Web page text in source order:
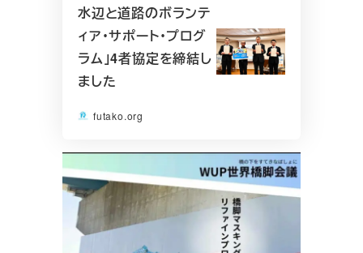
水辺と道路のボランテ
ィア・サポート・プログ
ラム」4者協定を締結し
ました
futako.org